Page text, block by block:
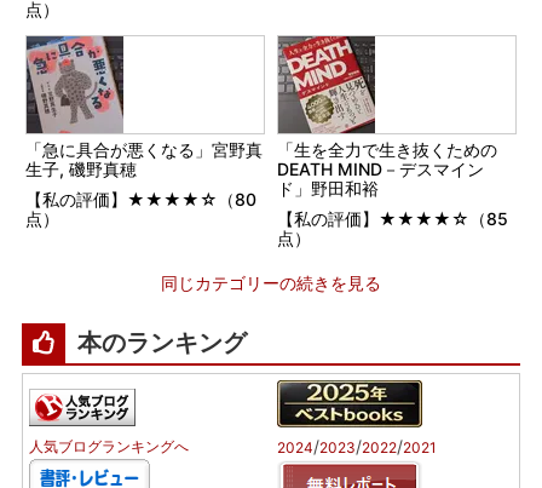
点）
「急に具合が悪くなる」宮野真
生子, 磯野真穂
【私の評価】★★★★☆（80
点）
「生を全力で生き抜くための
DEATH MIND－デスマイン
ド」野田和裕
【私の評価】★★★★☆（85
点）
同じカテゴリーの続きを見る
本のランキング
人気ブログランキングへ 2024/2023/2022/2021